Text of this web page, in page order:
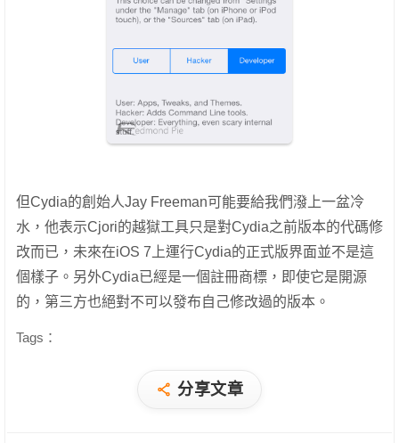
但Cydia的創始人Jay Freeman可能要給我們潑上一盆冷
水，他表示Cjori的越獄工具只是對Cydia之前版本的代碼修
改而已，未來在iOS 7上運行Cydia的正式版界面並不是這
個樣子。另外Cydia已經是一個註冊商標，即使它是開源
的，第三方也絕對不可以發布自己修改過的版本。
Tags：
分享文章